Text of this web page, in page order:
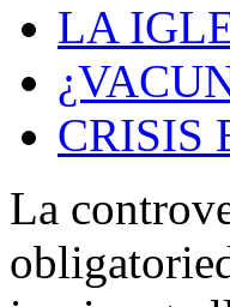
LA
CRISIS
La